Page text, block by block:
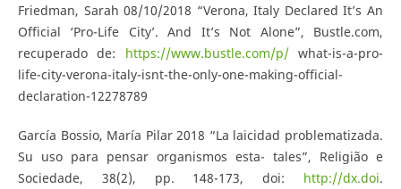
Friedman, Sarah 08/10/2018 “Verona, Italy Declared It’s An
Official ‘Pro-Life City’. And It’s Not Alone”, Bustle.com,
recuperado de: https://www.bustle.com/p/what-is-a-pro-
life-city-verona-italy-isnt-the-only-one-making-official-
declaration-12278789
García Bossio, María Pilar 2018 “La laicidad problematizada.
Su uso para pensar organismos esta- tales”, Religião e
Sociedade, 38(2), pp. 148-173, doi: http://dx.doi.